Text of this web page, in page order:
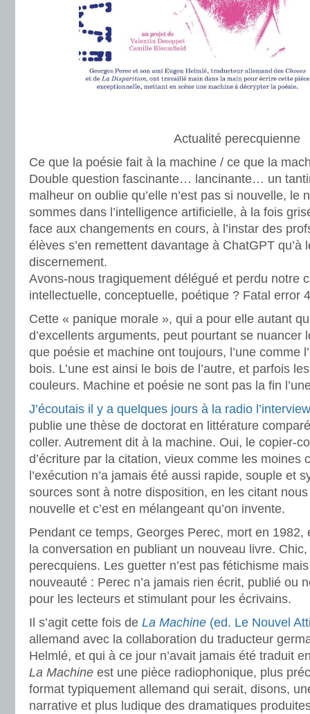
Actualité perecquienne
Ce que la poésie fait à la machine / ce que la
Double question fascinante… lancinante… un
malheur on oublie qu’elle n’est pas si nouvelle, le
sommes dans l’intelligence artificielle, à la fois
face aux changements en cours, à l’instar des
élèves s’en remettent davantage à ChatGPT qu’à
discernement.
Avons-nous tragiquement délégué et perdu notre
intellectuelle, conceptuelle, poétique ? Fatal error
Cette « panique morale », qui a pour elle autant
d’excellents arguments, peut pourtant se nuancer
que poésie et machine ont toujours, l’une comme
bois. L’une est ainsi le bois de l’autre, et parfois
couleurs. Machine et poésie ne sont pas la fin
J’écoutais il y a quelques jours à la radio
publie une thèse de doctorat en littérature
coller. Autrement dit à la machine. Oui, le copier-
d’écriture par la citation, vieux comme les moines
l’exécution n’a jamais été aussi rapide, souple et
sources sont à notre disposition, en les citant
nouvelle et c’est en mélangeant qu’on invente.
Pendant ce temps, Georges Perec, mort en 1982,
la conversation en publiant un nouveau livre.
perecquiens. Les guetter n’est pas fétichisme
nouveauté : Perec n’a jamais rien écrit, publié ou
pour les lecteurs et stimulant pour les écrivains.
Il s’agit cette fois de La Machine (ed. Le Nouvel
allemand avec la collaboration du traducteur
Helmlé, et qui à ce jour n’avait jamais été traduit
La Machine est une pièce radiophonique, plus
format typiquement allemand qui serait, disons,
narrative et plus ludique des dramatiques